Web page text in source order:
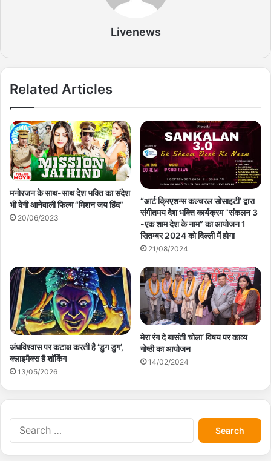
Livenews
Related Articles
मनोरजन के साथ-साथ देश भक्ति का संदेश
भी देगी आनेवाली फिल्म “मिशन जय हिंद”
20/06/2023
“आर्ट क्रिएशन्स कल्चरल सोसाइटी’ द्वारा
संगीतमय देश भक्ति कार्यक्रम ”संकलन 3
-एक शाम देश के नाम” का आयोजन 1
सितम्बर 2024 को दिल्ली में होगा
21/08/2024
अंधविश्‍वास पर कटाक्ष करती है ‘डुग डुग’,
क्लाइमैक्स है शॉकिंग
13/05/2026
मेरा रंग दे बासंती चोला’ विषय पर काव्य
गोष्ठी का आयोजन
14/02/2024
S
e
a